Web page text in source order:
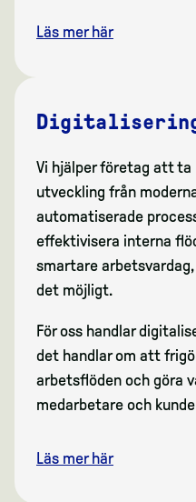
Läs mer här
Vi hjälper företag att
utveckling från
automatiserade
effektivisera interna
smartare
det möjligt.
För oss handlar
det handlar om att
arbetsflöden och göra
medarbetare och
Läs mer här